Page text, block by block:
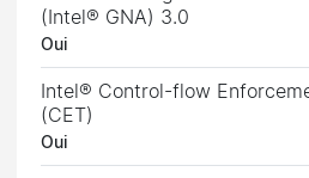
(Intel® GNA) 3.0
Oui
Intel® Control-flow
(CET)
Oui